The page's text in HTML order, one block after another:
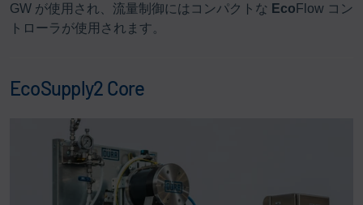
GW が使用され、流量制御にはコンパクトな Eco Flow コン
トローラが使用されます。
EcoSupply2 Core